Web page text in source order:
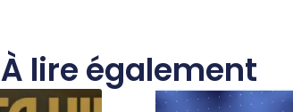
À lire également